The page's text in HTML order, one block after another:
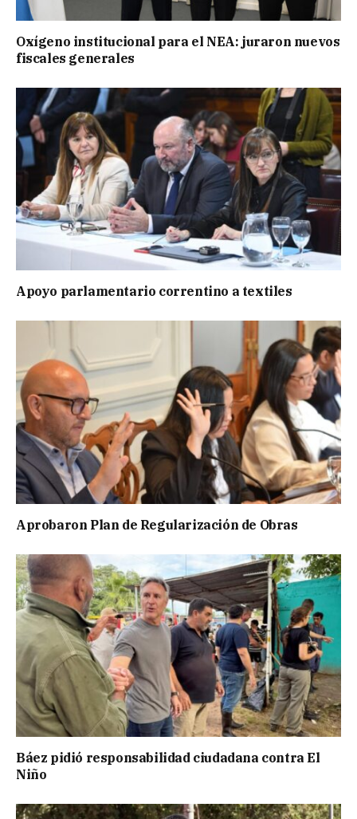
Oxígeno institucional para el NEA: juraron nuevos
fiscales generales
Apoyo parlamentario correntino a textiles
Aprobaron Plan de Regularización de Obras
Báez pidió responsabilidad ciudadana contra El
Niño